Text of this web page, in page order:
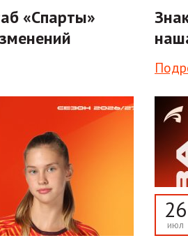
«Спарты»
26
июл